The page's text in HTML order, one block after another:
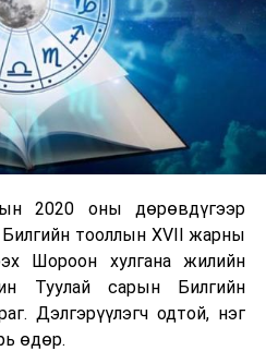
2020 оны дөрөвдүгээр
тооллын XVII жарны
Шороон хулгана жилийн
Туулай сарын Билгийн
Дэлгэрүүлэгч одтой, нэг
өдөр.